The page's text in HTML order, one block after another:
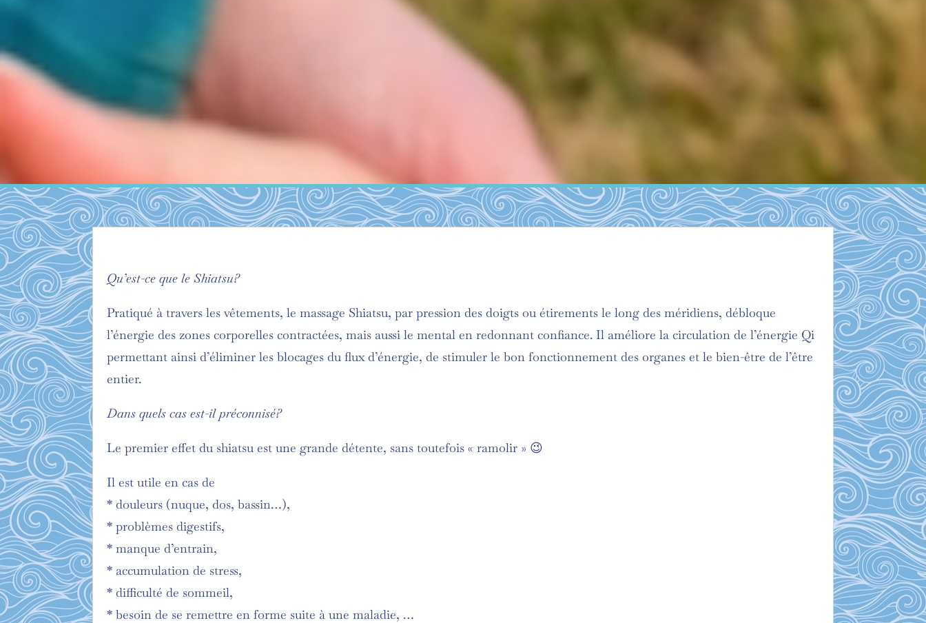
Qu’est-ce que le Shiatsu?
Pratiqué à travers les vêtements, le massage Shiatsu, par pression des doigts ou étirements le long des méridiens, débloque
l’énergie des zones corporelles contractées, mais aussi le mental en redonnant confiance. Il améliore la circulation de l’énergie Qi
permettant ainsi d’éliminer les blocages du flux d’énergie, de stimuler le bon fonctionnement des organes et le bien-être de l’être
entier.
Dans quels cas est-il préconnisé?
Le premier effet du shiatsu est une grande détente, sans toutefois « ramolir » 😉
Il est utile en cas de
* douleurs (nuque, dos, bassin…),
* problèmes digestifs,
* manque d’entrain,
* accumulation de stress,
* difficulté de sommeil,
* besoin de se remettre en forme suite à une maladie, …